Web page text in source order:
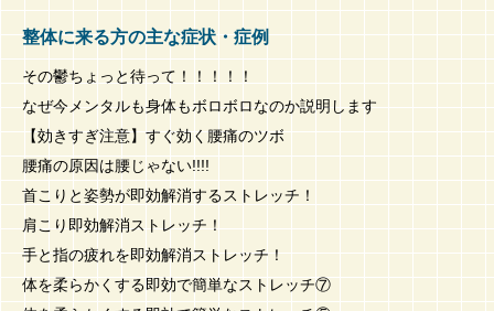
整体に来る方の主な症状・症例
その鬱ちょっと待って！！！！！
なぜ今メンタルも身体もボロボロなのか説明します
【効きすぎ注意】すぐ効く腰痛のツボ
腰痛の原因は腰じゃない!!!!
首こりと姿勢が即効解消するストレッチ！
肩こり即効解消ストレッチ！
手と指の疲れを即効解消ストレッチ！
体を柔らかくする即効で簡単なストレッチ⑦